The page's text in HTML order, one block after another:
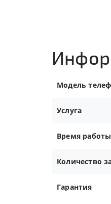
Модель
Услуга
Время работы
Количество
Гарантия